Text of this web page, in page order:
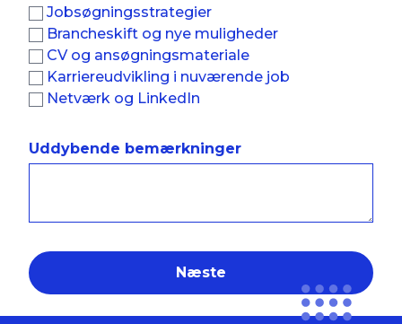
Jobsøgningsstrategier
Brancheskift og nye muligheder
CV og ansøgningsmateriale
Karriereudvikling i nuværende job
Netværk og LinkedIn
Uddybende bemærkninger